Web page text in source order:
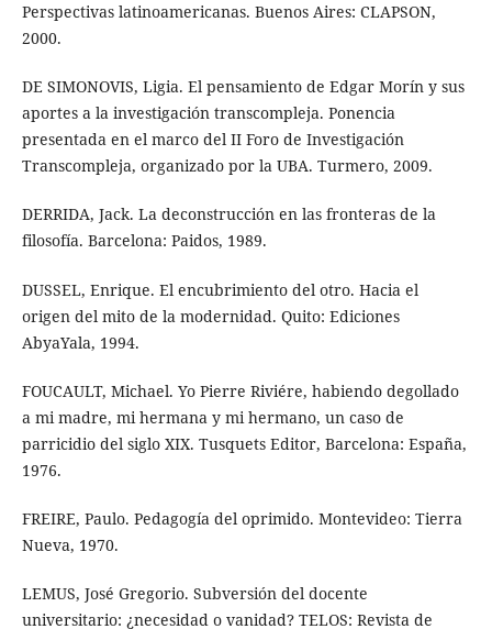
Perspectivas latinoamericanas. Buenos Aires: CLAPSON,
2000.
DE SIMONOVIS, Ligia. El pensamiento de Edgar Morín y sus
aportes a la investigación transcompleja. Ponencia
presentada en el marco del II Foro de Investigación
Transcompleja, organizado por la UBA. Turmero, 2009.
DERRIDA, Jack. La deconstrucción en las fronteras de la
filosofía. Barcelona: Paidos, 1989.
DUSSEL, Enrique. El encubrimiento del otro. Hacia el
origen del mito de la modernidad. Quito: Ediciones
AbyaYala, 1994.
FOUCAULT, Michael. Yo Pierre Riviére, habiendo degollado
a mi madre, mi hermana y mi hermano, un caso de
parricidio del siglo XIX. Tusquets Editor, Barcelona: España,
1976.
FREIRE, Paulo. Pedagogía del oprimido. Montevideo: Tierra
Nueva, 1970.
LEMUS, José Gregorio. Subversión del docente
universitario: ¿necesidad o vanidad? TELOS: Revista de